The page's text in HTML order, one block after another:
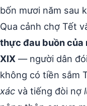
bốn mươi năm sau
Qua cảnh chợ Tết
thực đau buồn của
XIX — người dân
không có tiền sắm
xác và tiếng đòi nợ